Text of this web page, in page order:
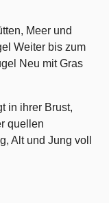
Meer und
Weiter bis zum
Neu mit Gras
in ihrer Brust,
quellen
Alt und Jung voll